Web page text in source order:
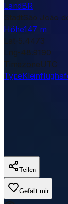
LandBR
StadtSão João
Höhe147 m
Lat-5.4473
Lng-48.9190
TimezoneUTC
Type
Teilen
Gefällt mir